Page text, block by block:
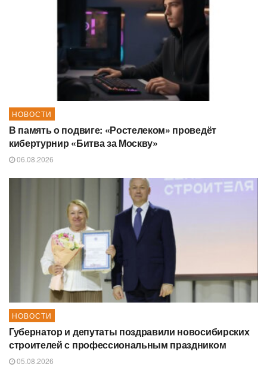
НОВОСТИ
В память о подвиге: «Ростелеком» проведёт
кибертурнир «Битва за Москву»
06.08.2026
НОВОСТИ
Губернатор и депутаты поздравили новосибирских
строителей с профессиональным праздником
05.08.2026